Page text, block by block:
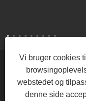
Copyright © 2026
Pens, Concentrate
Vi bruger cookies
webstedet og
denne side